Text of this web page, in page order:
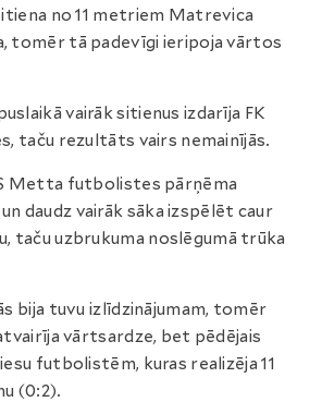
no 11 metriem Matrevica
tomēr tā padevīgi ieripoja vārtos
vairāk sitienus izdarīja FK
taču rezultāts vairs nemainījās.
Metta futbolistes pārņēma
daudz vairāk sāka izspēlēt caur
taču uzbrukuma noslēgumā trūka
bija tuvu izlīdzinājumam, tomēr
vārtsardze, bet pēdējais
futbolistēm, kuras realizēja 11
(0:2).